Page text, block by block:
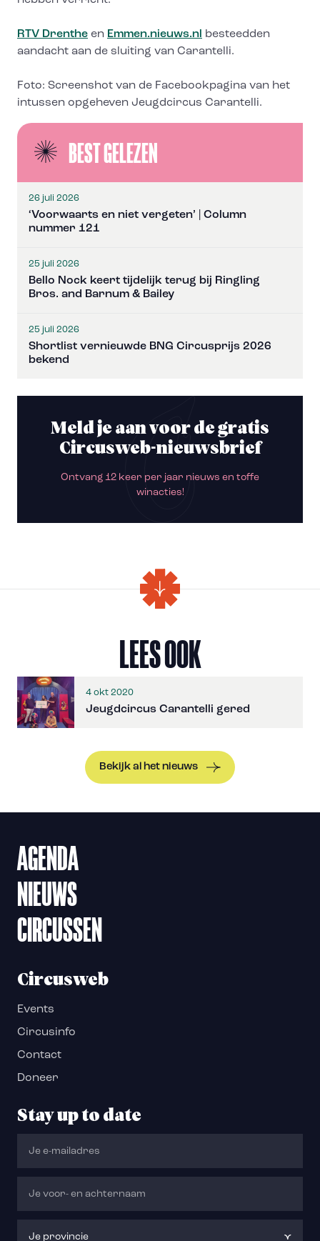
RTV Drenthe en Emmen.nieuws.nl
besteedden
aandacht aan de sluiting van Carantelli.
Foto: Screenshot van de Facebookpagina van het
intussen opgeheven Jeugdcircus Carantelli.
BEST GELEZEN
26 juli 2026
‘Voorwaarts en niet vergeten’ | Column
nummer 121
25 juli 2026
Bello Nock keert tijdelijk terug bij Ringling
Bros. and Barnum & Bailey
25 juli 2026
Shortlist vernieuwde BNG Circusprijs 2026
bekend
Meld je aan voor de gratis
Circusweb-nieuwsbrief
Ontvang 12 keer per jaar nieuws en toffe
winacties!
LEES OOK
4 okt 2020
Jeugdcircus Carantelli gered
Bekijk al het nieuws
AGENDA
NIEUWS
CIRCUSSEN
Circusweb
Events
Circusinfo
Contact
Doneer
Stay up to date